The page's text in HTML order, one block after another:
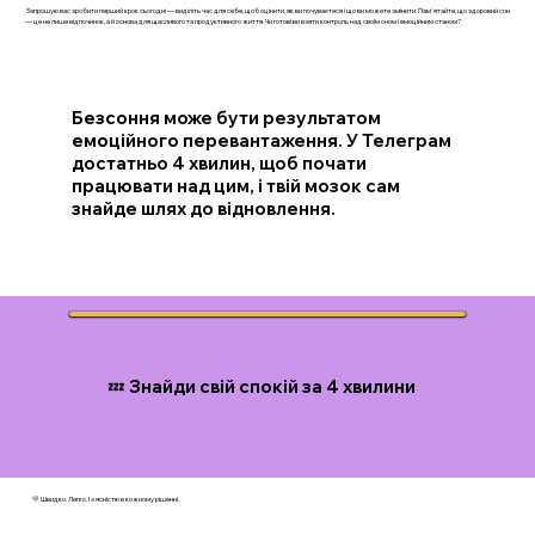
Запрошую вас зробити перший крок сьогодні — виділіть час для себе, щоб оцінити, як ви почуваєтеся і що ви можете змінити. Пам'ятайте, що здоровий сон
— це не лише відпочинок, а й основа для щасливого та продуктивного життя. Чи готові ви взяти контроль над своїм сном і емоційним станом?
Безсоння може бути результатом
емоційного перевантаження. У Телеграм
достатньо 4 хвилин, щоб почати
працювати над цим, і твій мозок сам
знайде шлях до відновлення.
💤 Знайди свій спокій за 4 хвилини
💛 Швидко. Легко. І з ясністю в кожному рішенні.